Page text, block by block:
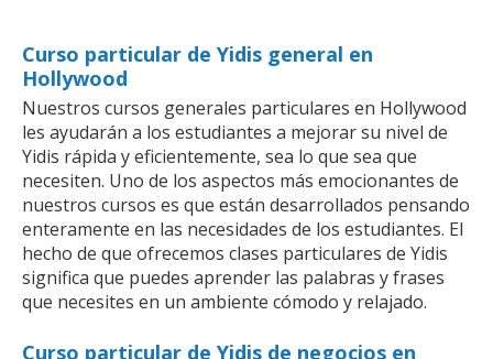
Curso particular de Yidis general en
Hollywood
Nuestros cursos generales particulares en Hollywood
les ayudarán a los estudiantes a mejorar su nivel de
Yidis rápida y eficientemente, sea lo que sea que
necesiten. Uno de los aspectos más emocionantes de
nuestros cursos es que están desarrollados pensando
enteramente en las necesidades de los estudiantes. El
hecho de que ofrecemos clases particulares de Yidis
significa que puedes aprender las palabras y frases
que necesites en un ambiente cómodo y relajado.
Curso particular de Yidis de negocios en